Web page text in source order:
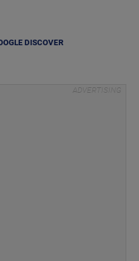
DISCOVER